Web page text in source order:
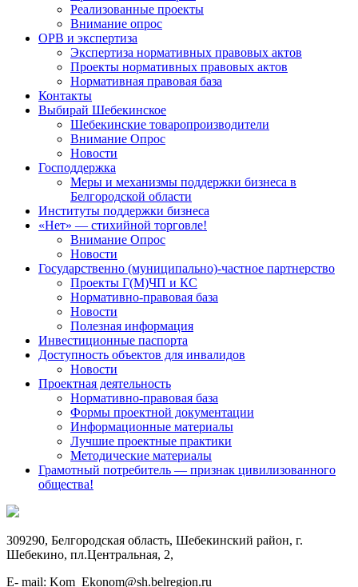
Реализованные проекты
Внимание опрос
ОРВ и экспертиза
Экспертиза нормативных правовых актов
Проекты нормативных правовых актов
Нормативная правовая база
Контакты
Выбирай Шебекинское
Шебекинские товаропроизводители
Внимание Опрос
Новости
Господдержка
Меры и механизмы поддержки бизнеса в
Белгородской области
Институты поддержки бизнеса
«Нет» — стихийной торговле!
Внимание Опрос
Новости
Государственно (муниципально)-частное партнерство
Проекты Г(М)ЧП и КС
Нормативно-правовая база
Новости
Полезная информация
Инвестиционные паспорта
Доступность объектов для инвалидов
Новости
Проектная деятельность
Нормативно-правовая база
Формы проектной документации
Информационные материалы
Лучшие проектные практики
Методические материалы
Грамотный потребитель — признак цивилизованного
общества!
309290, Белгородская область, Шебекинский район, г.
Шебекино, пл.Центральная, 2,
E- mail: Kom_Ekonom@sh.belregion.ru